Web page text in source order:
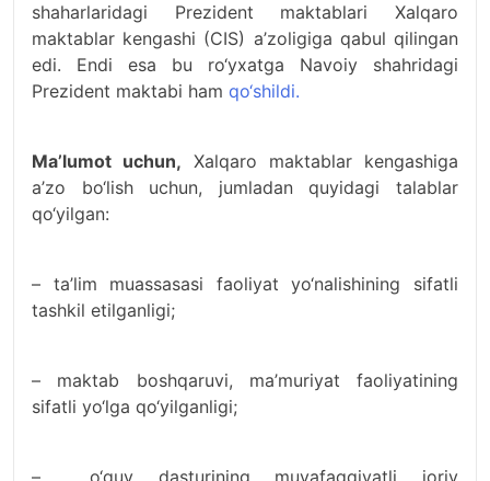
shaharlaridagi Prezident maktablari Xalqaro
maktablar kengashi (CIS) a’zoligiga qabul qilingan
edi. Endi esa bu ro‘yxatga Navoiy shahridagi
Prezident maktabi ham qo‘shildi.
Ma’lumot uchun, Xalqaro maktablar kengashiga
a’zo bo‘lish uchun, jumladan quyidagi talablar
qo‘yilgan:
– ta’lim muassasasi faoliyat yo‘nalishining sifatli
tashkil etilganligi;
– maktab boshqaruvi, ma’muriyat faoliyatining
sifatli yo‘lga qo‘yilganligi;
– o‘quv dasturining muvafaqqiyatli joriy